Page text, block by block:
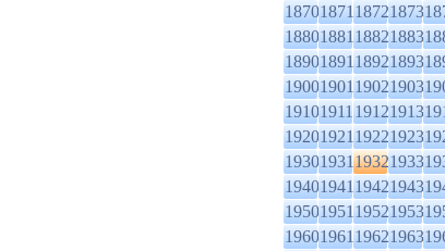
1870187118721873
1880188118821883
1890189118921893
1900190119021903
1910191119121913
1920192119221923
1930193119321933
1940194119421943
1950195119521953
1960196119621963